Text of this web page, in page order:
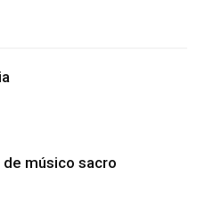
músico sacro